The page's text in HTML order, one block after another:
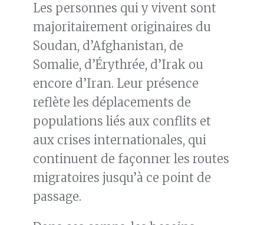
Les personnes qui y vivent sont
majoritairement originaires du
Soudan, d’Afghanistan, de
Somalie, d’Érythrée, d’Irak ou
encore d’Iran. Leur présence
reflète les déplacements de
populations liés aux conflits et
aux crises internationales, qui
continuent de façonner les routes
migratoires jusqu’à ce point de
passage.